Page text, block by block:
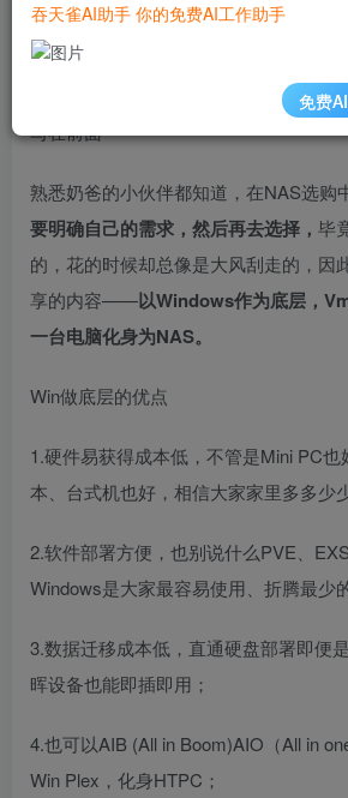
hello 小伙伴们大家好，这里是你们 热衷
写在前面
熟悉奶爸的小伙伴都知道，在NAS选购
要明确自己的需求，然后再去选择， 毕
的，花的时候却总像是大风刮走的，因
享的内容——以Windows作为底层，
一台电脑化身为NAS。
Win做底层的优点
1.硬件易获得成本低，不管是Mini PC
本、台式机也好，相信大家家里多多少
2.软件部署方便，也别说什么PVE、
Windows是大家最容易使用、折腾最少
3.数据迁移成本低，直通硬盘部署即便
晖设备也能即插即用；
4.也可以AIB (All in Boom)AIO（All in
Win Plex，化身HTPC；
吞天雀AI助手 你的免费AI工作助手
免费